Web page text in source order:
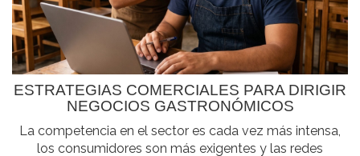
ESTRATEGIAS COMERCIALES PARA DIRIGIR
NEGOCIOS GASTRONÓMICOS
La competencia en el sector es cada vez más intensa,
los consumidores son más exigentes y las redes